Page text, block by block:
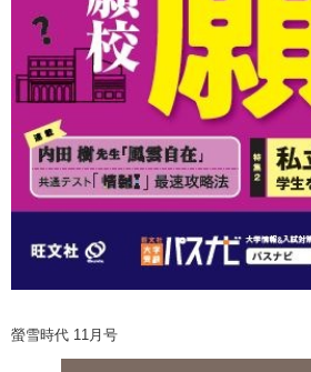
螢雪時代 11月号